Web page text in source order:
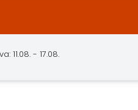
11.08. - 17.08.